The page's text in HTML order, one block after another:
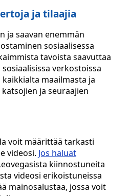
ja tilaajia
ja saavan enemmän
sosiaalisessa
tavoista saavuttaa
verkostoissa
maailmasta ja
ja seuraajien
voit määrittää tarkasti
videosi. Jos haluat
kiinnostuneita
videosi erikoistuneissa
mainosalustaa, jossa voit